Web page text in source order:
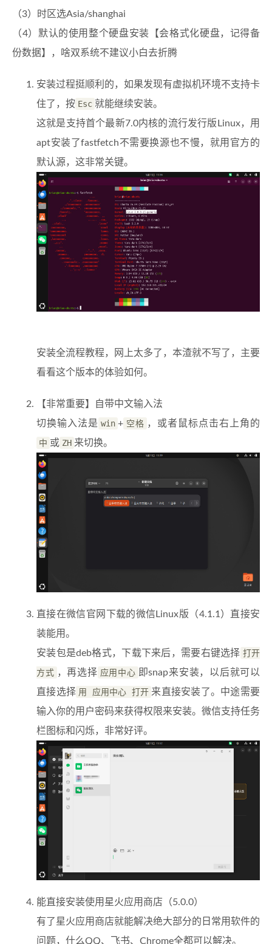
（3）时区选Asia/shanghai
（4）默认的使用整个硬盘安装【会格式化硬盘，记得备
份数据】，啥双系统不建议小白去折腾
安装过程挺顺利的，如果发现有虚拟机环境不支持卡
住了，按 Esc 就能继续安装。
这就是支持首个最新7.0内核的流行发行版Linux，用
apt安装了fastfetch不需要换源也不慢，就用官方的
默认源，这非常关键。
安装全流程教程，网上太多了，本渣就不写了，主要
看看这个版本的体验如何。
【非常重要】自带中文输入法
切换输入法是 win + 空格 ，或者鼠标点击右上角的
中 或 ZH 来切换。
直接在微信官网下载的微信Linux版（4.1.1）直接安
装能用。
安装包是deb格式，下载下来后，需要右键选择 打开
方式 ，再选择 应用中心 即snap来安装，以后就可以
直接选择 用 应用中心 打开 来直接安装了。中途需要
输入你的用户密码来获得权限来安装。微信支持任务
栏图标和闪烁，非常好评。
能直接安装使用星火应用商店（5.0.0）
有了星火应用商店就能解决绝大部分的日常用软件的
问题，什么QQ、飞书、Chrome全都可以解决。